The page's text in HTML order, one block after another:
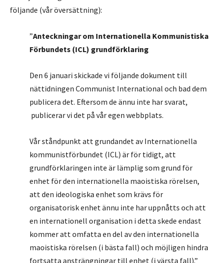
följande (vår översättning):
”Anteckningar om Internationella Kommunistiska
Förbundets (ICL) grundförklaring
Den 6 januari skickade vi följande dokument till
nättidningen Communist International och bad dem
publicera det. Eftersom de ännu inte har svarat,
publicerar vi det på vår egen webbplats.
Vår ståndpunkt att grundandet av Internationella
kommunistförbundet (ICL) är för tidigt, att
grundförklaringen inte är lämplig som grund för
enhet för den internationella maoistiska rörelsen,
att den ideologiska enhet som krävs för
organisatorisk enhet ännu inte har uppnåtts och att
en internationell organisation i detta skede endast
kommer att omfatta en del av den internationella
maoistiska rörelsen (i bästa fall) och möjligen hindra
fortsatta ansträngningar till enhet (i värsta fall).”